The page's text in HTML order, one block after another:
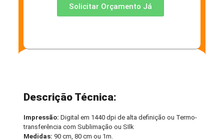
Solicitar Orçamento Já
Descrição Técnica:
Impressão: Digital em 1440 dpi de alta definição ou Termo-
transferência com Sublimação ou SIlk
Medidas: 90 cm, 80 cm ou 1m.